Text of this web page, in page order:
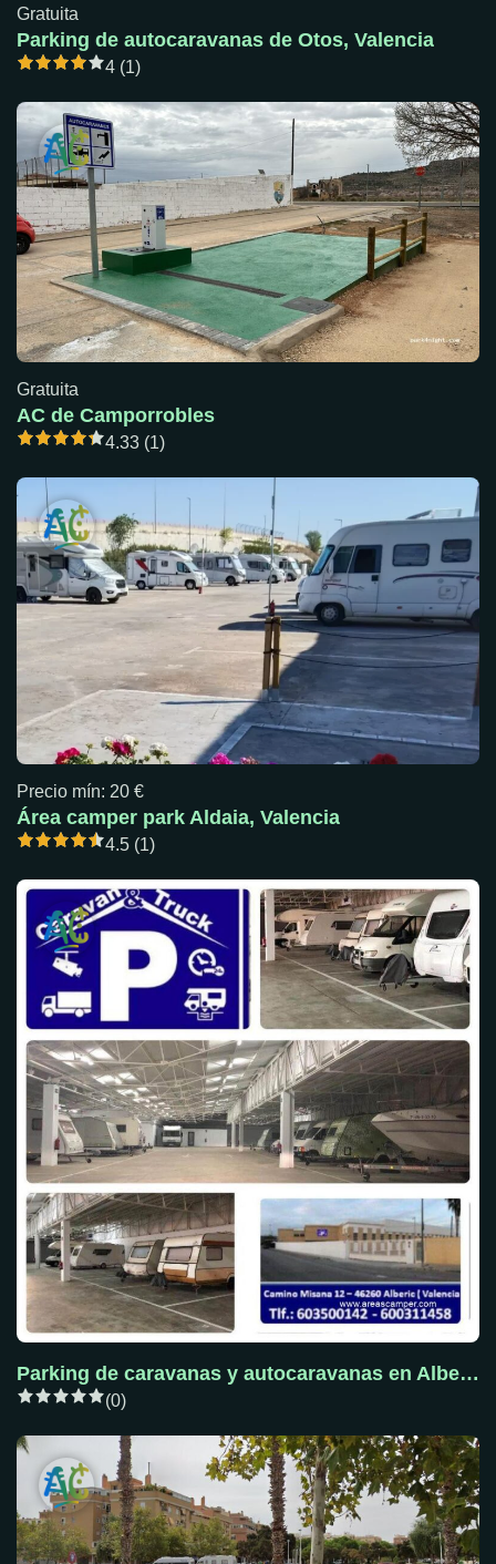
Gratuita
Parking de autocaravanas de Otos, Valencia
4 (1)
Gratuita
AC de Camporrobles
4.33 (1)
Precio mín: 20 €
Área camper park Aldaia, Valencia
4.5 (1)
Parking de caravanas y autocaravanas en Alberic, Valencia
(0)